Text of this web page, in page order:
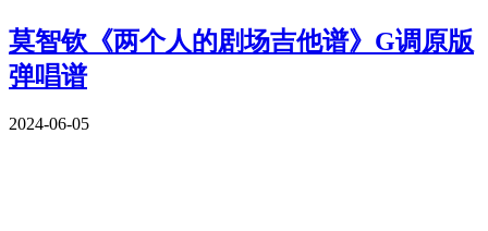
莫智钦《两个人的剧场吉他谱》G调原版
弹唱谱
2024-06-05